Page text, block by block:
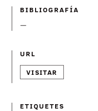
BIBLIOGRAFÍ­A
—
URL
VISITAR
ETIQUETES